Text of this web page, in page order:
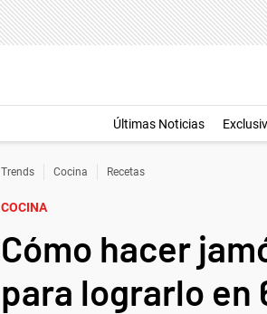
Últimas Noticias
Trends Cocina Recetas
COCINA
Cómo hacer
para lograrlo en